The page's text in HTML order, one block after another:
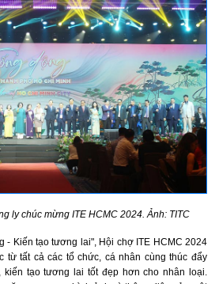
ly chúc mừng ITE HCMC 2024. Ảnh: TITC
- Kiến tạo tương lai", Hội chợ ITE HCMC 2024
từ tất cả các tổ chức, cá nhân cùng thúc đẩy
kiến tạo tương lai tốt đẹp hơn cho nhân loại.